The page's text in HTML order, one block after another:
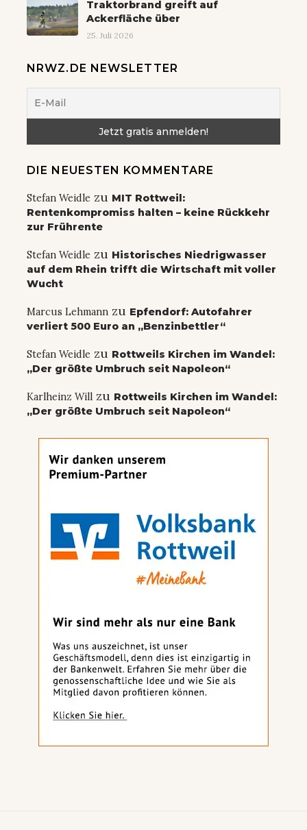
Traktorbrand greift auf
Ackerfläche über
25. Juli 2026
NRWZ.DE NEWSLETTER
DIE NEUESTEN KOMMENTARE
Stefan Weidle zu MIT Rottweil:
Rentenkompromiss halten – keine Rückkehr
zur Frührente
Stefan Weidle zu Historisches Niedrigwasser
auf dem Rhein trifft die Wirtschaft mit voller
Wucht
Marcus Lehmann zu Epfendorf: Autofahrer
verliert 500 Euro an „Benzinbettler“
Stefan Weidle zu Rottweils Kirchen im Wandel:
„Der größte Umbruch seit Napoleon“
Karlheinz Will zu Rottweils Kirchen im Wandel:
„Der größte Umbruch seit Napoleon“